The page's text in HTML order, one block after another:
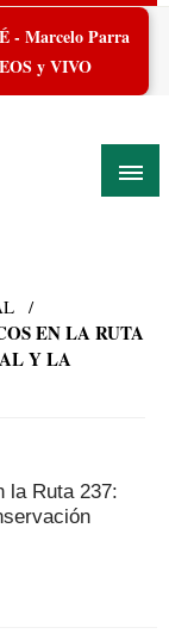
- Marcelo Parra
y VIVO
EN LA RUTA
Y LA
la Ruta 237: